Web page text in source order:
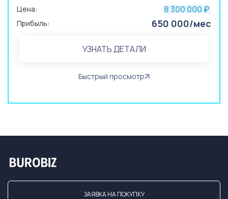
Цена:
8 300 000 ₽
Прибыль: 650 000/мес
УЗНАТЬ ДЕТАЛИ
Быстрый просмотр
ЗАЯВКА НА ПОКУПКУ